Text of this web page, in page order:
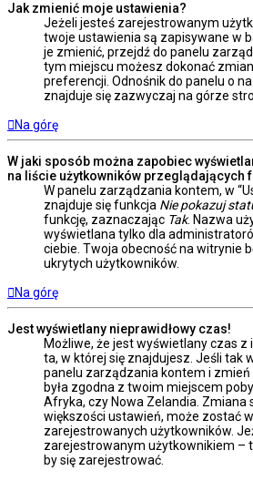
Jak zmienić moje ustawienia?
Jeżeli jesteś zarejestrowanym
twoje ustawienia są zapisywane w
je zmienić, przejdź do panelu
tym miejscu możesz dokonać
preferencji. Odnośnik do panelu o
znajduje się zazwyczaj na górze
Na górę
W jaki sposób można zapobiec
na liście użytkowników przeglądających
W panelu zarządzania kontem, w
znajduje się funkcja Nie pokazuj
funkcję, zaznaczając Tak. Nazwa
wyświetlana tylko dla
ciebie. Twoja obecność na witrynie
ukrytych użytkowników.
Na górę
Jest wyświetlany nieprawidłowy czas!
Możliwe, że jest wyświetlany czas
ta, w której się znajdujesz. Jeśli tak
panelu zarządzania kontem i
była zgodna z twoim miejscem
Afryka, czy Nowa Zelandia. Zmiana
większości ustawień, może zostać
zarejestrowanych użytkowników.
zarejestrowanym użytkownikiem –
by się zarejestrować.